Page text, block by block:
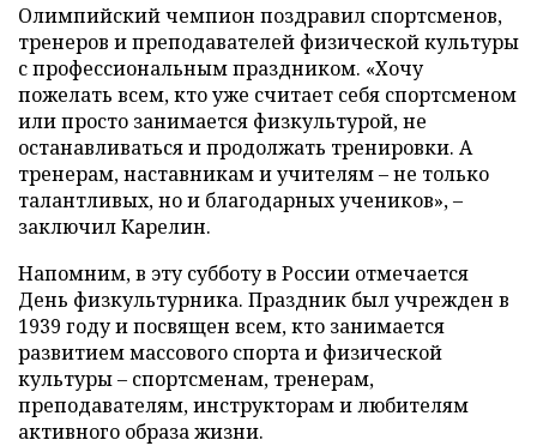
Олимпийский чемпион поздравил спортсменов,
тренеров и преподавателей физической культуры
с профессиональным праздником. «Хочу
пожелать всем, кто уже считает себя спортсменом
или просто занимается физкультурой, не
останавливаться и продолжать тренировки. А
тренерам, наставникам и учителям – не только
талантливых, но и благодарных учеников», –
заключил Карелин.
Напомним, в эту субботу в России отмечается
День физкультурника. Праздник был учрежден в
1939 году и посвящен всем, кто занимается
развитием массового спорта и физической
культуры – спортсменам, тренерам,
преподавателям, инструкторам и любителям
активного образа жизни.